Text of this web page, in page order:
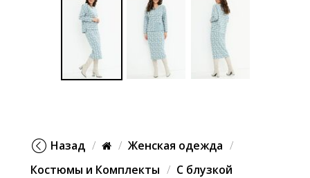
Назад
Женская одежда
Костюмы и Комплекты
С блузкой